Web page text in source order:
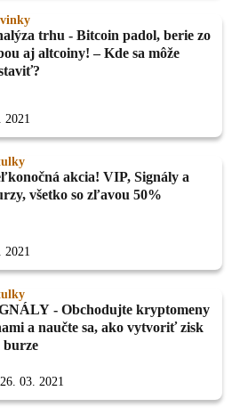
trhu - Bitcoin padol, berie zo
aj altcoiny! – Kde sa môže
2021
akcia! VIP, Signály a
všetko so zľavou 50%
2021
- Obchodujte kryptomeny
a naučte sa, ako vytvoriť zisk
burze
26. 03. 2021